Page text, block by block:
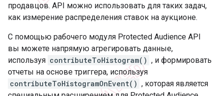
продавцов. API можно использовать для таких задач,
как измерение распределения ставок на аукционе.
С помощью рабочего модуля Protected Audience API
вы можете напрямую агрегировать данные,
используя contributeToHistogram() , и формировать
отчеты на основе триггера, используя
contributeToHistogramOnEvent() , которая является